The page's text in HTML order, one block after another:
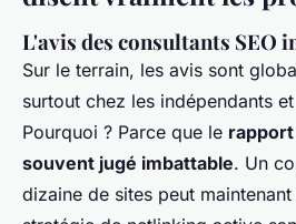
L'avis des consultants SEO
Sur le terrain, les avis sont
surtout chez les indépendants
Pourquoi ? Parce que le
souvent jugé imbattable. Un
dizaine de sites peut